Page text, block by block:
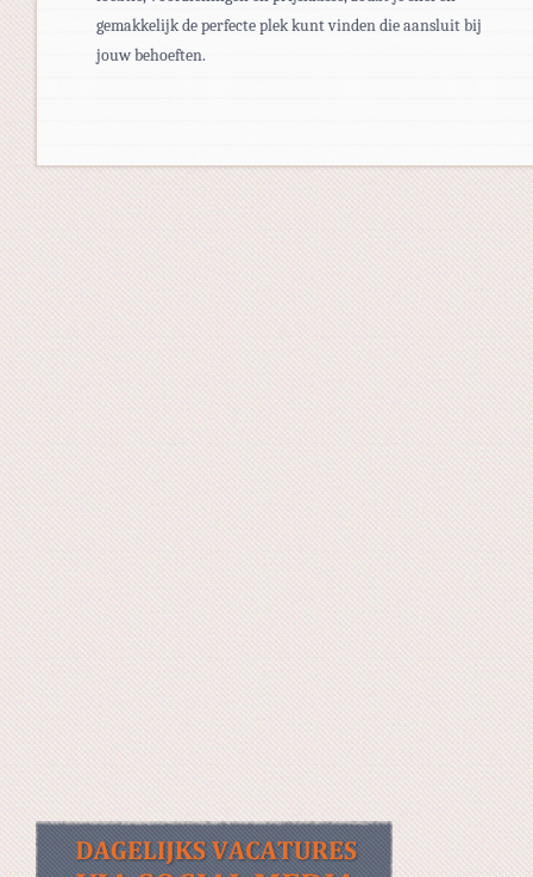
gemakkelijk de perfecte plek kunt vinden die aansluit bij
jouw behoeften.